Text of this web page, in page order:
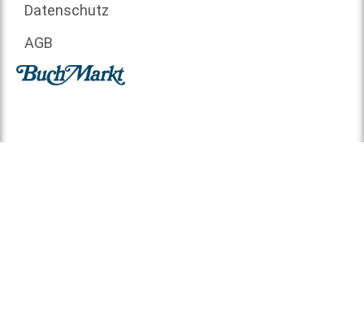
Datenschutz
AGB